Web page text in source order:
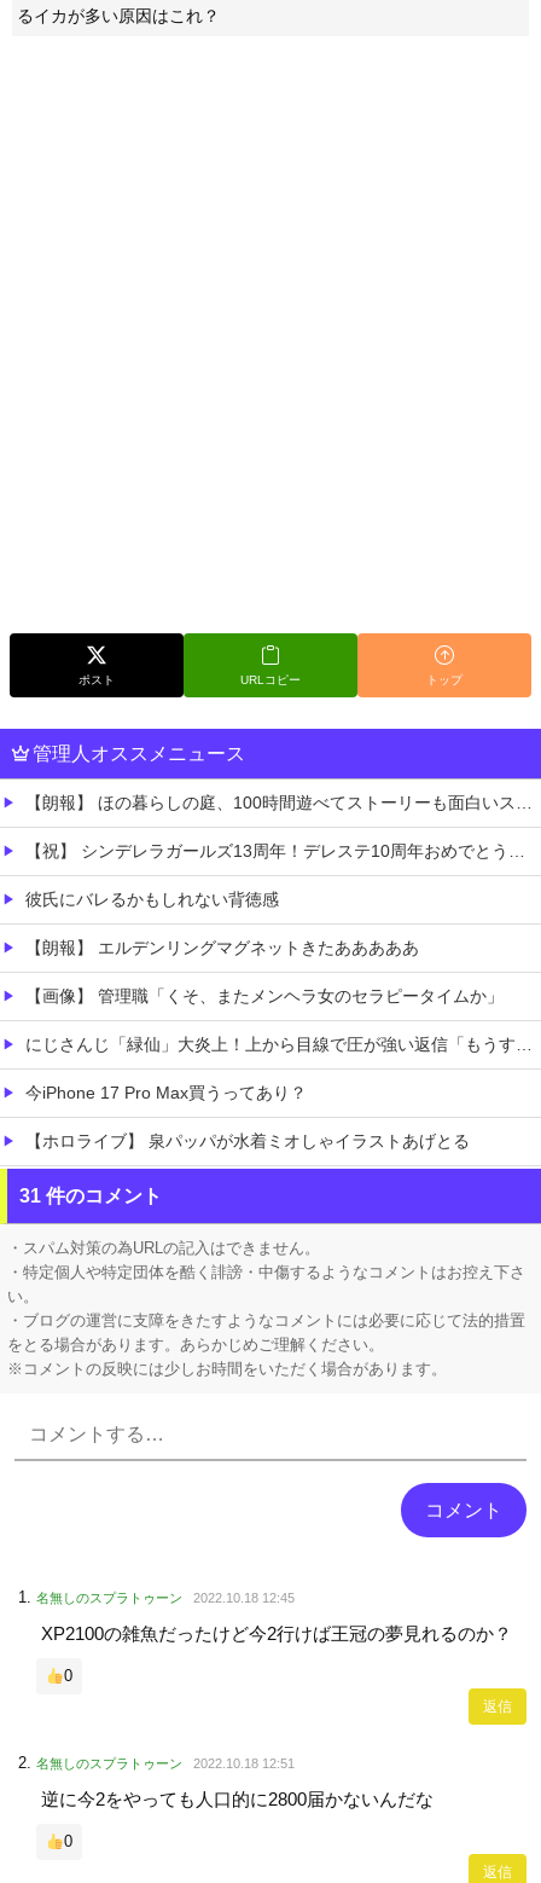
るイカが多い原因はこれ？
ポスト URLコピー トップ
管理人オススメニュース
【朗報】 ほの暮らしの庭、100時間遊べてストーリーも面白いスタバレの上位互換だとまじで好評
【祝】 シンデレラガールズ13周年！デレステ10周年おめでとう！ガチャ更新SSR八神マキノ・イベントSRイヴ、SR望月聖！
彼氏にバレるかもしれない背徳感
【朗報】 エルデンリングマグネットきたあああああ
【画像】 管理職「くそ、またメンヘラ女のセラピータイムか」
にじさんじ「緑仙」大炎上！上から目線で圧が強い返信「もうすでに歌ってる」埋もれてる曲を救いたい歌ってみた企画と視聴者に対するSNS投稿が大荒れ
今iPhone 17 Pro Max買うってあり？
【ホロライブ】 泉パッパが水着ミオしゃイラストあげとる
【画像】 「ビールと水を交互に飲まないと倒れるグラス」発売
【悲報】 昭和、やばすぎる 昔は良かったって何だよ
31 件のコメント
・スパム対策の為URLの記入はできません。
・特定個人や特定団体を酷く誹謗・中傷するようなコメントはお控え下さ
い。
・ブログの運営に支障をきたすようなコメントには必要に応じて法的措置
をとる場合があります。あらかじめご理解ください。
※コメントの反映には少しお時間をいただく場合があります。
名無しのスプラトゥーン 2022.10.18 12:45
XP2100の雑魚だったけど今2行けば王冠の夢見れるのか？
0
返信
名無しのスプラトゥーン 2022.10.18 12:51
逆に今2をやっても人口的に2800届かないんだな
0
返信